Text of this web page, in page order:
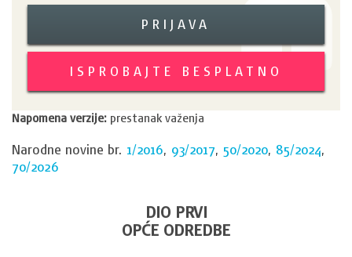
PRIJAVA
ISPROBAJTE BESPLATNO
Napomena verzije: prestanak važenja
Narodne novine br. 1/2016, 93/2017, 50/2020, 85/2024,
70/2026
DIO PRVI
OPĆE ODREDBE